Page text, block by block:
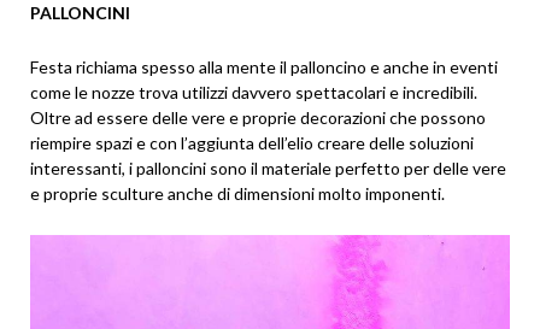
PALLONCINI
Festa richiama spesso alla mente il palloncino e anche in eventi
come le nozze trova utilizzi davvero spettacolari e incredibili.
Oltre ad essere delle vere e proprie decorazioni che possono
riempire spazi e con l’aggiunta dell’elio creare delle soluzioni
interessanti, i palloncini sono il materiale perfetto per delle vere
e proprie sculture anche di dimensioni molto imponenti.